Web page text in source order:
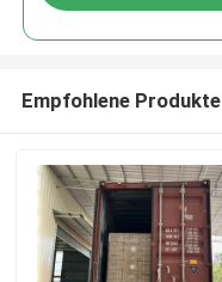
Empfohlene Produkte